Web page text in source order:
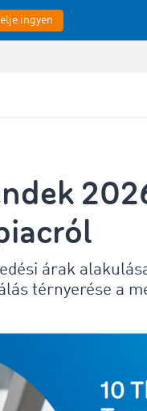
ingyen
árak
térnyerése a